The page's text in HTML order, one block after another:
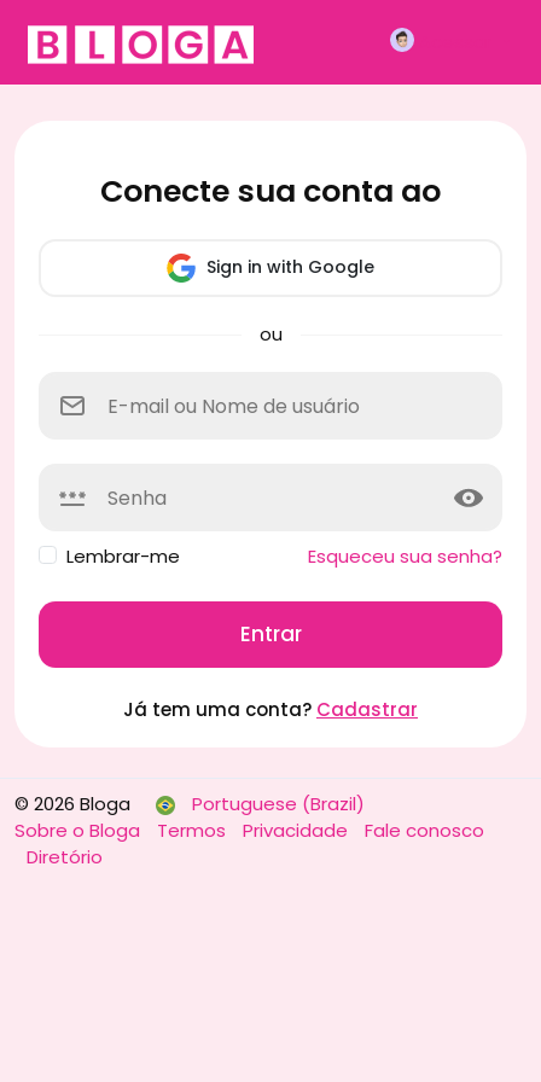
Conecte sua conta ao
Sign in with Google
ou
Lembrar-me Esqueceu sua senha?
Entrar
Já tem uma conta? Cadastrar
© 2026 Bloga
Portuguese (Brazil)
Sobre o Bloga
Termos Privacidade
Fale conosco
Diretório